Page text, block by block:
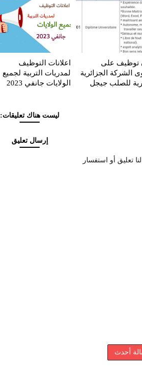
توظيف على
الشركة الجزائرية
للصلب جيجل
اعلانات التوظيف
لمدريات التربية لجميع
الولايات جانفي 2023
ليست هناك تعليقات:
إرسال تعليق
تعليق أو استفسار
أحدث